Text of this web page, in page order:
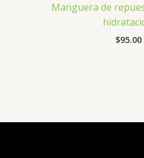
Manguera de
$95.00